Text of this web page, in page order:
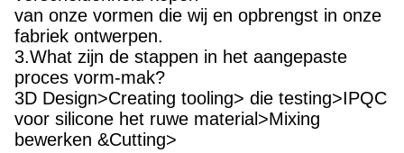
van onze vormen die wij en opbrengst in onze
fabriek ontwerpen.
3.What zijn de stappen in het aangepaste
proces vorm-mak?
3D Design>Creating tooling> die testing>IPQC
voor silicone het ruwe material>Mixing
bewerken &Cutting>